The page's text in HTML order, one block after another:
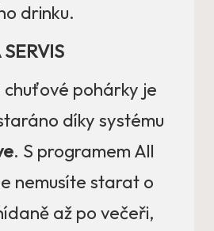
drinku.
chuťové pohárky je
díky systému
. S programem All
nemusíte starat o
až po večeři,